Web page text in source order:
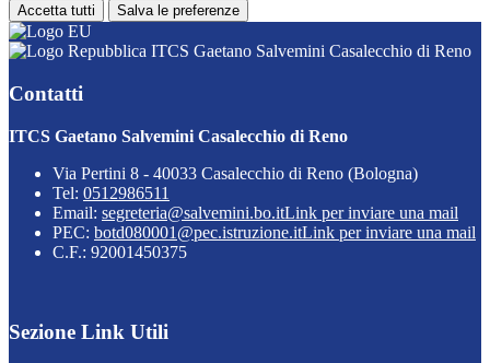
Accetta tutti Salva le preferenze
ITCS Gaetano Salvemini Casalecchio di Reno
Contatti
ITCS Gaetano Salvemini Casalecchio di Reno
Via Pertini 8 - 40033 Casalecchio di Reno (Bologna)
Tel: 0512986511
Email: segreteria@salvemini.bo.itLink per inviare una mail
PEC: botd080001@pec.istruzione.itLink per inviare una mail
C.F.: 92001450375
Sezione Link Utili